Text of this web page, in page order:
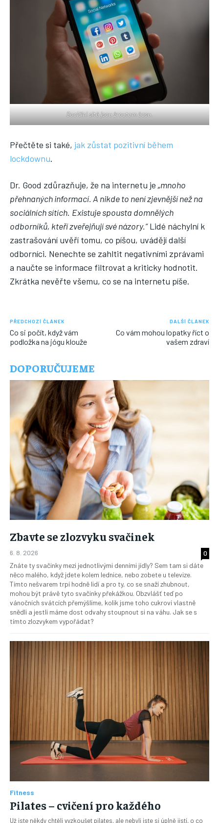
Sociální sítě jsou žroutem času.
Přečtěte si také, jak zůstat pozitivní během
lockdownu.
Dr. Good zdůrazňuje, že na internetu je „mnoho
přehnaných informací. A nikde to není zjevnější než na
sociálních sítích. Existuje spousta domnělých
odborníků, kteří zveřejňují své názory.“Lidé náchylní k
zastrašování uvěří tomu, co píšou, uvádějí další
odborníci. Nenechte se zahltit negativními zprávami
a naučte se informace filtrovat a kriticky hodnotit.
Zkrátka nevěřte všemu, co se na internetu píše.
PŘEDCHOZÍ ČLÁNEK
Co si počít, když vám
podložka na jógu klouže
DALŠÍ ČLÁNEK
Co vám mohou lopatky říct o
vašem zdraví
DOPORUČUJEME
Zbavte se zlozvyku svačinek
6. 8. 2026
0
Znáte ty svačinky mezi jednotlivými denními jídly? Sem tam si dáte
něco malého, když jdete kolem lednice, nebo zobete u televize.
Tímto nešvarem trpí hodně lidí a pro ty, co se snaží zhubnout,
mohou být právě tyto svačinky překážkou. Obzvlášť teď po
vánočních svátcích přemýšlíme, kolik jsme toho cukroví vlastně
snědli a jestli máme dost odvahy stoupnout si na váhu. Jak se s
tímto zlozvykem vypořádat?
Fitness
Pilates – cvičení pro každého
Už jste někdy chtěli vyzkoušet pilates, ale nebyli jste si úplně jistí, o co